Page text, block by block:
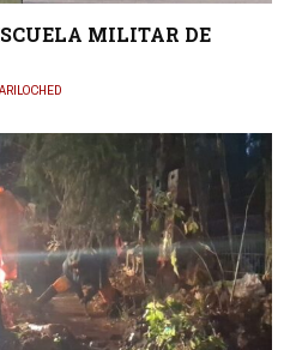
MILITAR DE